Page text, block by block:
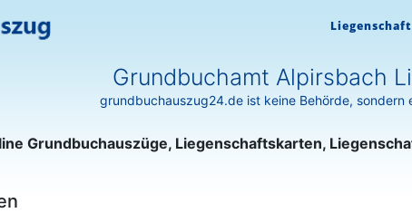
Grundbuchamt Alpirsbach
grundbuchauszug24.de ist keine Behörde, sondern
Grundbuchauszüge, Liegenschaftskarten,